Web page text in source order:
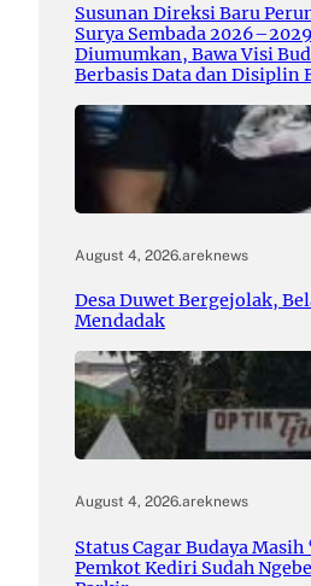
Susunan Direksi Baru
Surya Sembada
Diumumkan, Bawa Visi
Berbasis Data dan Disiplin
August 4, 2026.areknews
Desa Duwet Bergejolak,
Mendadak
August 4, 2026.areknews
Status Cagar Budaya Masih
Pemkot Kediri Sudah